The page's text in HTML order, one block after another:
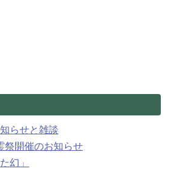
らせと雑談
祭開催のお知らせ
幻」